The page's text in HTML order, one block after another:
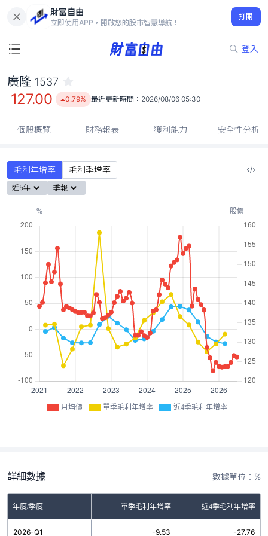
財富自由
立即使用APP，開啟您的股市智慧導航！
打開
登入
127.00
0.79%
廣隆 1537
127.00 0.79% 最近更新時間： 2026/08/06 05:30
個股概覽 財務報表 獲利能力 安全性分析
毛利年增率 毛利季增率
近5年 季報
月均價 單季毛利年增率 近4季毛利年增率
詳細數據 數據單位：%
年度/季度 單季毛利年增率 近4季毛利年增率
2026-Q1 -9.53 -27.76